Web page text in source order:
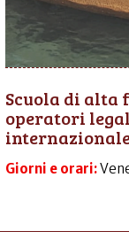
Scuola di alta
operatori
Giorni e orari: